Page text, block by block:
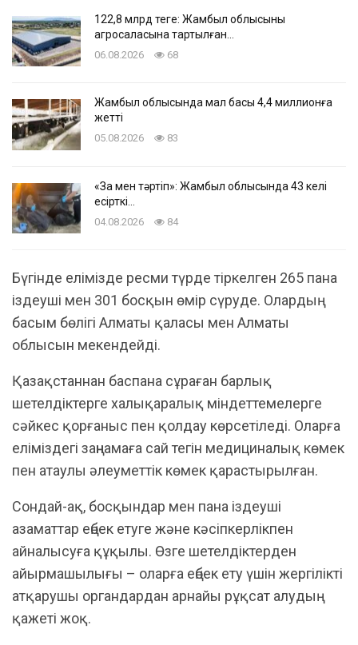
122,8 млрд теңге: Жамбыл облысының
агросаласына тартылған…
06.08.2026 68
Жамбыл облысында мал басы 4,4 миллионға
жетті
05.08.2026 83
«Заң мен тәртіп»: Жамбыл облысында 43 келі
есірткі…
04.08.2026 84
Бүгінде елімізде ресми түрде тіркелген 265 пана
іздеуші мен 301 босқын өмір сүруде. Олардың
басым бөлігі Алматы қаласы мен Алматы
облысын мекендейді.
Қазақстаннан баспана сұраған барлық
шетелдіктерге халықаралық міндеттемелерге
сәйкес қорғаныс пен қолдау көрсетіледі. Оларға
еліміздегі заңнамаға сай тегін медициналық көмек
пен атаулы әлеуметтік көмек қарастырылған.
Сондай-ақ, босқындар мен пана іздеуші
азаматтар еңбек етуге және кәсіпкерлікпен
айналысуға құқылы. Өзге шетелдіктерден
айырмашылығы – оларға еңбек ету үшін жергілікті
атқарушы органдардан арнайы рұқсат алудың
қажеті жоқ.